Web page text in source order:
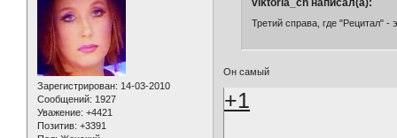
Зарегистрирован: 14-03-2010
Сообщений: 1927
Уважение: +4421
Позитив: +3391
Третий справа, где "Рецитал" -
Он самый
+1